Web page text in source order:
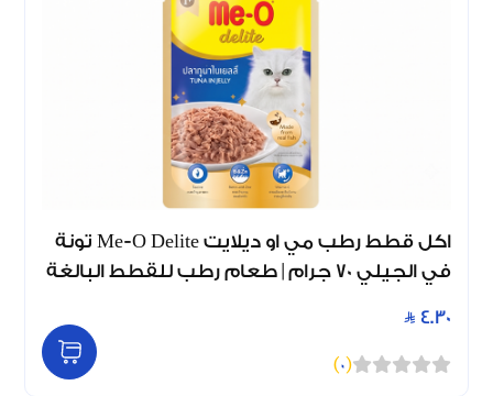
اكل قطط رطب مي او ديلايت Me-O Delite تونة
في الجيلي 70 جرام | طعام رطب للقطط البالغة
4.30
(
0
)